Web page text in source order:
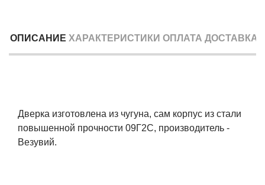
ОПИСАНИЕ ХАРАКТЕРИСТИКИ ОПЛАТА ДОСТАВКА
Дверка изготовлена из чугуна, сам корпус из стали
повышенной прочности 09Г2С, производитель -
Везувий.